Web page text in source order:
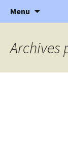
…
Menu
Archives